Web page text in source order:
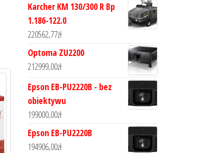
Karcher KM 130/300 R Bp
1.186-122.0
220562,77zł
Optoma ZU2200
212999,00zł
Epson EB-PU2220B - bez
obiektywu
199000,00zł
Epson EB-PU2220B
194906,00zł